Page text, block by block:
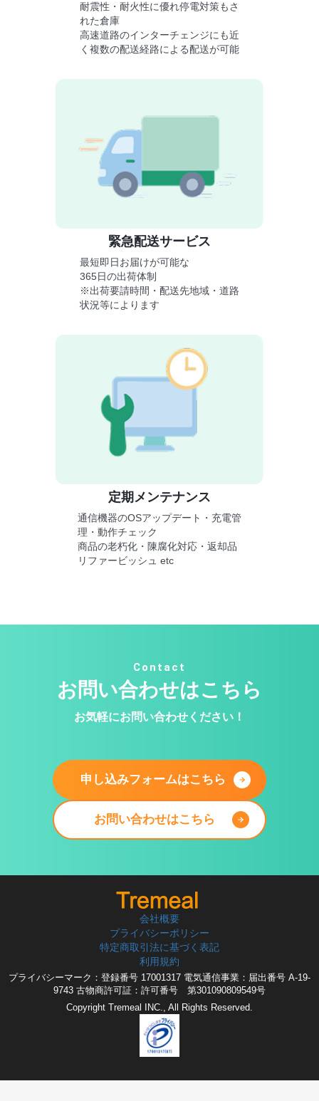
耐震性・耐火性に優れ停電対策もさ
れた倉庫
高速道路のインターチェンジにも近
く複数の配送経路による配送が可能
緊急配送サービス
最短即日お届けが可能な
365日の出荷体制
※出荷要請時間・配送先地域・道路
状況等によります
定期メンテナンス
通信機器のOSアップデート・充電管
理・動作チェック
商品の老朽化・陳腐化対応・返却品
リファービッシュ etc
Contact
お問い合わせはこちら
お気軽にお問い合わせください！
申し込みフォームはこちら
お問い合わせはこちら
会社概要
プライバシーポリシー
特定商取引法に基づく表記
利用規約
プライバシーマーク：登録番号 17001317 電気通信事業：届出番号 A-19-
9743 古物商許可証：許可番号 第301090809549号
Copyright Tremeal INC., All Rights Reserved.